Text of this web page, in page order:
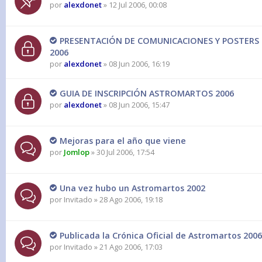
por alexdonet» 12 Jul 2006, 00:08
PRESENTACIÓN DE COMUNICACIONES Y
2006
por alexdonet» 08 Jun 2006, 16:19
GUIA DE INSCRIPCIÓN ASTROMARTOS 2006
por alexdonet» 08 Jun 2006, 15:47
Mejoras para el año que viene
por Jomlop» 30 Jul 2006, 17:54
Una vez hubo un Astromartos 2002
por Invitado » 28 Ago 2006, 19:18
Publicada la Crónica Oficial de Astromartos 2006
por Invitado » 21 Ago 2006, 17:03